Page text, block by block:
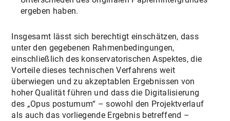
ergeben haben.
Insgesamt lässt sich berechtigt einschätzen, dass
unter den gegebenen Rahmenbedingungen,
einschließlich des konservatorischen Aspektes, die
Vorteile dieses technischen Verfahrens weit
überwiegen und zu akzeptablen Ergebnissen von
hoher Qualität führen und dass die Digitalisierung
des „Opus postumum“ – sowohl den Projektverlauf
als auch das vorliegende Ergebnis betreffend –